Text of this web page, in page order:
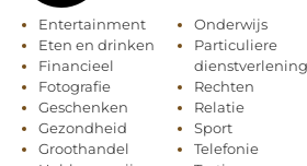
Entertainment
Eten en drinken
Financieel
Fotografie
Geschenken
Gezondheid
Groothandel
Onderwijs
Particuliere
dienstverlening
Rechten
Relatie
Sport
Telefonie